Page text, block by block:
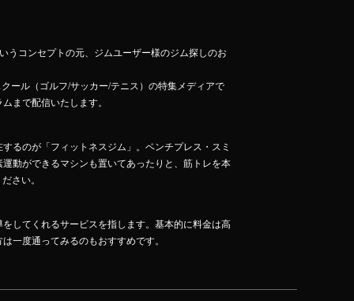
うコンセプトの元、ジムユーザー様のジム探しのお
ール（ゴルフ/サッカー/テニス）の特集メディアで
まで配信いたします。
るのが「フィットネスジム」。ベンチプレス・スミ
動ができるマシンも置いてあったりと、筋トレを本
さい。
してくれるサービスを指します。基本的に料金は高
一度通ってみるのもおすすめです。